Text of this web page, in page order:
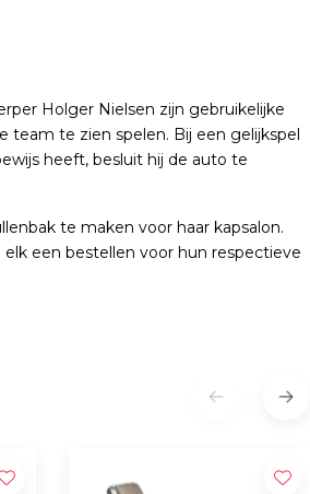
Holger Nielsen zijn gebruikelijke
team te zien spelen. Bij een gelijkspel
heeft, besluit hij de auto te
te maken voor haar kapsalon.
een bestellen voor hun respectieve